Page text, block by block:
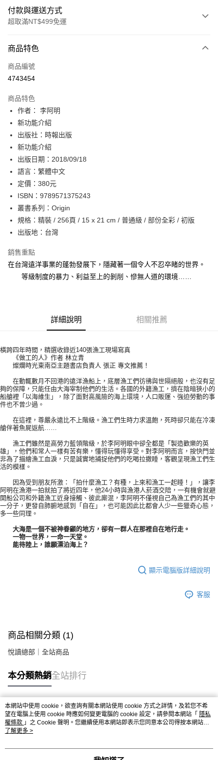
付款與運送方式
超取滿NT$499免運
信用卡一次付款
ATM付款
運送方式
付款後全家取貨
每筆NT$60，滿NT$499(含以上)免運費
付款後7-11取貨
每筆NT$60，滿NT$499(含以上)免運費
宅配
每筆NT$100，滿NT$499(含以上)免運費
商品特色
商品編號
4743454
商品特色
作者： 李阿明
新功能介紹
出版社：時報出版
新功能介紹
出版日期：2018/09/18
語言：繁體中文
定價：380元
ISBN：9789571375243
叢書系列：Origin
規格：精裝 / 256頁 / 15 x 21 cm / 普通級 / 部份全彩 / 初版
出版地：台灣
銷售重點
在台灣遠洋事業的蓬勃發展下，隱藏著一個令人不忍卒睹的世界。
等級制度的暴力、利益至上的剝削、慘無人道的環境……
詳細說明 相關推薦
橫跨四年時間，精選收錄近140張漁工現場寫真
《做工的人》作者 林立青
燦爛時光東南亞主題書店負責人 張正 專文推薦！
在動輒數月不回港的遠洋漁船上，底層漁工們彷彿與世隔絕般，也沒有足
夠的保障，只能任由大海宰制他們的生活。各國的外籍漁工，擠在陰暗狹小的
船艙裡「以海維生」，除了面對高風險的海上環境，人口販運、強迫勞動的事
件也不曾少過。
在這裡，尊嚴永遠比不上階級。漁工們生時力求溫飽，死時卻只能在冷凍
艙伴著魚屍返航……
漁工們雖然是高勞力藍領階級，於李阿明眼中卻全都是「製造歡樂的英
雄」，他們和常人一樣有苦有樂，懂得玩懂得享受。對李阿明而言，按快門並
非為了描繪漁工血淚，只是誠實地捕捉他們的吃喝拉撒睡，客觀呈現漁工們生
活的模樣。
因為受到朋友所激：「拍什麼漁工？有種，上來和漁工一起睡！」，讓李
阿明在漁港一拍就拍了將近四年，他24小時與漁港人菸酒交陪，一有機會就避
開船公司和外籍漁工近身接觸、彼此廝混，李阿明不僅視自己為漁工們的其中
一分子，更發自肺腑地感到「自在」，也可能因此比都會人少一些獵奇心態，
多一些同理。
大海是一個不被神眷顧的地方，卻有一群人在那裡自在地行走。
一物一世界，一命一天堂。
能待陸上，誰願漂泊海上？
顯示電腦版詳細說明
客服
商品相關分類 (1)
悅讀總部｜全站商品
本分類熱銷全站排行
熱門標籤
本網站中使用 cookie，欲查詢有關本網站使用 cookie 方式之詳情，及若您不希
望在電腦上使用 cookie 時應如何變更電腦的 cookie 設定，請參閱本網站「 隱私
權條款 」之 Cookie 聲明。您繼續使用本網站即表示您同意本公司得按本網站使
用條款之 Cookie 聲明使用 cookie。
了解更多 >